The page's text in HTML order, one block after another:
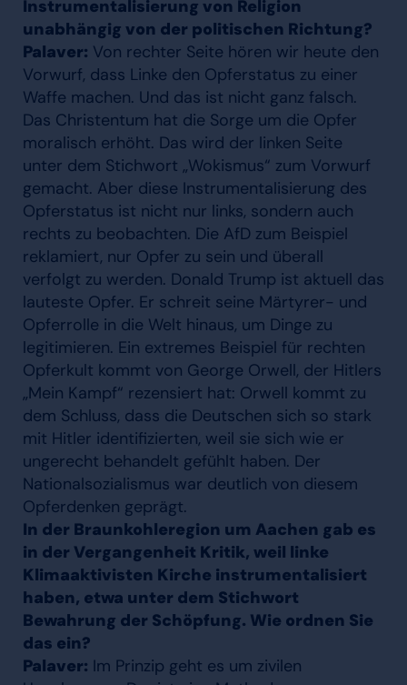
Instrumentalisierung von Religion
unabhängig von der politischen Richtung?
Palaver: Von rechter Seite hören wir heute den
Vorwurf, dass Linke den Opferstatus zu einer
Waffe machen. Und das ist nicht ganz falsch.
Das Christentum hat die Sorge um die Opfer
moralisch erhöht. Das wird der linken Seite
unter dem Stichwort „Wokismus“ zum Vorwurf
gemacht. Aber diese Instrumentalisierung des
Opferstatus ist nicht nur links, sondern auch
rechts zu beobachten. Die AfD zum Beispiel
reklamiert, nur Opfer zu sein und überall
verfolgt zu werden. Donald Trump ist aktuell das
lauteste Opfer. Er schreit seine Märtyrer- und
Opferrolle in die Welt hinaus, um Dinge zu
legitimieren. Ein extremes Beispiel für rechten
Opferkult kommt von George Orwell, der Hitlers
„Mein Kampf“ rezensiert hat: Orwell kommt zu
dem Schluss, dass die Deutschen sich so stark
mit Hitler identifizierten, weil sie sich wie er
ungerecht behandelt gefühlt haben. Der
Nationalsozialismus war deutlich von diesem
Opferdenken geprägt.
In der Braunkohleregion um Aachen gab es
in der Vergangenheit Kritik, weil linke
Klimaaktivisten Kirche instrumentalisiert
haben, etwa unter dem Stichwort
Bewahrung der Schöpfung. Wie ordnen Sie
das ein?
Palaver: Im Prinzip geht es um zivilen